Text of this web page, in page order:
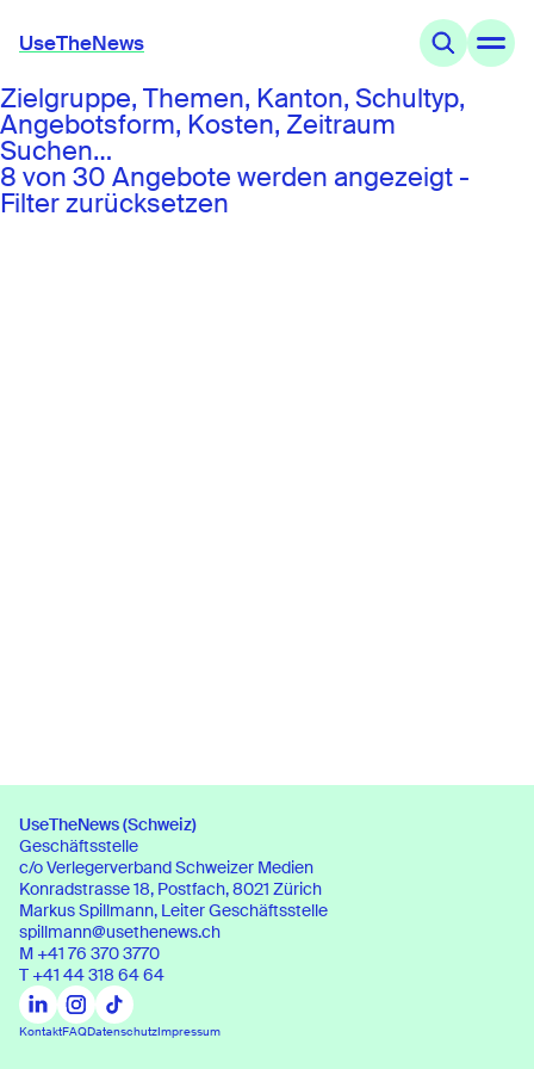
UseTheNews
Themen
Angebote
Wissen
Agenda
UseTheNews (Schweiz)
Geschäftsstelle
c/o Verlegerverband Schweizer Medien
Konradstrasse 18, Postfach, 8021 Zürich
KontaktFAQDatenschutzImpressum
Zielgruppe, Themen, Kanton, Schultyp,
Angebotsform, Kosten, Zeitraum
Suchen…
8 von 30 Angebote werden angezeigt -
Filter zurücksetzen
UseTheNews (Schweiz)
Geschäftsstelle
c/o Verlegerverband Schweizer Medien
Konradstrasse 18, Postfach, 8021 Zürich
Markus Spillmann, Leiter Geschäftsstelle
spillmann@usethenews.ch
M +41 76 370 3770
T +41 44 318 64 64
KontaktFAQDatenschutzImpressum